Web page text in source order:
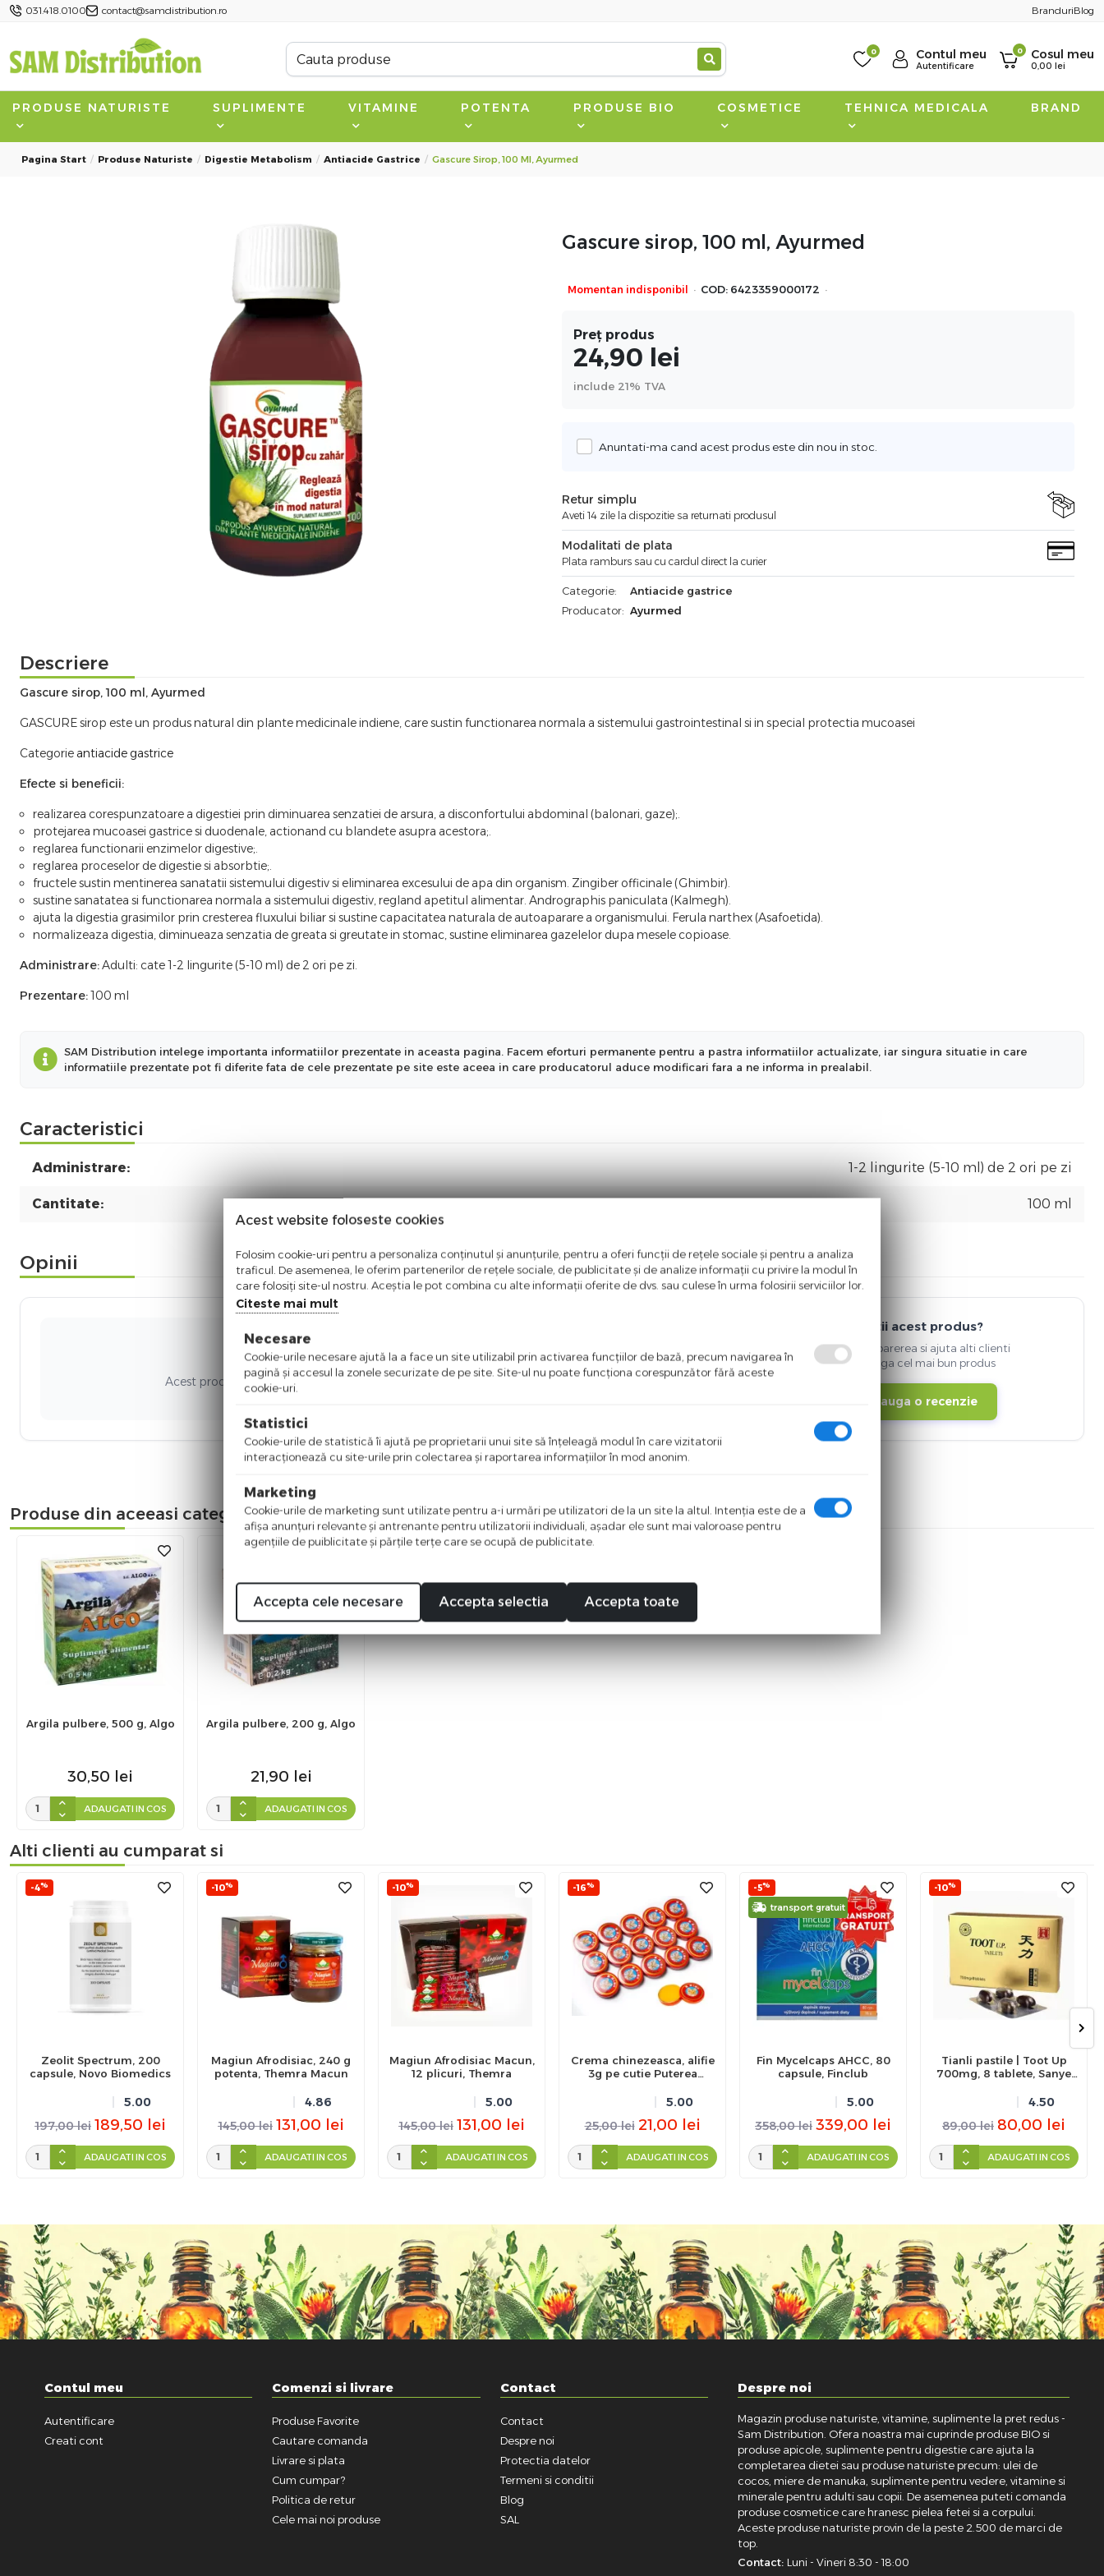
031.418.0100 contact@samdistribution.ro BranduriBlog
0 Contul meu
Autentificare
0 Cosul meu
0,00 lei
PRODUSE NATURISTE SUPLIMENTE VITAMINE POTENTA PRODUSE BIO COSMETICE TEHNICA MEDICALA BRAND
Pagina Start Produse Naturiste Digestie Metabolism Antiacide Gastrice Gascure Sirop, 100 Ml, Ayurmed
Gascure sirop, 100 ml, Ayurmed
Momentan indisponibil · COD: 6423359000172 ·
Preț produs
24,90 lei
include 21% TVA
Anuntati-ma cand acest produs este din nou in stoc.
Retur simplu
Aveti 14 zile la dispozitie sa returnati produsul
Modalitati de plata
Plata ramburs sau cu cardul direct la curier
Categorie:
Antiacide gastrice
Producator: Ayurmed
Descriere
Gascure sirop, 100 ml, Ayurmed
GASCURE sirop este un produs natural din plante medicinale indiene, care sustin functionarea normala a sistemului gastrointestinal si in special protectia mucoasei
Categorieantiacide gastrice
Efecte si beneficii:
realizarea corespunzatoare a digestiei prin diminuarea senzatiei de arsura, a disconfortului abdominal (balonari, gaze);.
protejarea mucoasei gastrice si duodenale, actionand cu blandete asupra acestora;.
reglarea functionarii enzimelor digestive;.
reglarea proceselor de digestie si absorbtie;.
fructele sustin mentinerea sanatatii sistemului digestiv si eliminarea excesului de apa din organism. Zingiber officinale (Ghimbir).
sustine sanatatea si functionarea normala a sistemului digestiv, regland apetitul alimentar. Andrographis paniculata (Kalmegh).
ajuta la digestia grasimilor prin cresterea fluxului biliar si sustine capacitatea naturala de autoaparare a organismului. Ferula narthex (Asafoetida).
normalizeaza digestia, diminueaza senzatia de greata si greutate in stomac, sustine eliminarea gazelelor dupa mesele copioase.
Administrare:Adulti: cate 1-2 lingurite (5-10 ml) de 2 ori pe zi.
Prezentare:100 ml
SAM Distribution intelege importanta informatiilor prezentate in aceasta pagina. Facem eforturi permanente pentru a pastra informatiilor actualizate, iar singura situatie in care
informatiile prezentate pot fi diferite fata de cele prezentate pe site este aceea in care producatorul aduce modificari fara a ne informa in prealabil.
Caracteristici
Administrare: 1-2 lingurite (5-10 ml) de 2 ori pe zi
Cantitate: 100 ml
Opinii
Nici o recenzie
Acest produs nu a adunat recenzii. Fii primul care scrie ceva bun despre acest produs!
Detii acest produs?
Spune-ti parerea si ajuta alti clienti
sa aleaga cel mai bun produs
Adauga o recenzie
Produse din aceeasi categorie
Argila pulbere, 500 g, Algo
30,50 lei
ADAUGATI IN COS
Argila pulbere, 200 g, Algo
21,90 lei
ADAUGATI IN COS
Alti clienti au cumparat si
-4%
Zeolit Spectrum, 200
capsule, Novo Biomedics
5.00
197,00 lei 189,50 lei
ADAUGATI IN COS
-10%
Magiun Afrodisiac, 240 g
potenta, Themra Macun
4.86
145,00 lei 131,00 lei
ADAUGATI IN COS
-10%
Magiun Afrodisiac Macun,
12 plicuri, Themra
5.00
145,00 lei 131,00 lei
ADAUGATI IN COS
-16%
Crema chinezeasca, alifie
3g pe cutie Puterea
5.00
25,00 lei 21,00 lei
ADAUGATI IN COS
-5%
transport gratuit
Fin Mycelcaps AHCC, 80
capsule, Finclub
5.00
358,00 lei 339,00 lei
ADAUGATI IN COS
-10%
Tianli pastile | Toot Up
700mg, 8 tablete, Sanye
4.50
89,00 lei 80,00 lei
ADAUGATI IN COS
Contul meu
Autentificare
Creati cont
Comenzi si livrare
Produse Favorite
Cautare comanda
Livrare si plata
Cum cumpar?
Politica de retur
Cele mai noi produse
Contact
Contact
Despre noi
Protectia datelor
Termeni si conditii
Blog
SAL
Despre noi
Magazin produse naturiste, vitamine, suplimente la pret redus -
Sam Distribution. Ofera noastra mai cuprinde produse BIO si
produse apicole, suplimente pentru digestie care ajuta la
completarea dietei sau produse naturiste precum: ulei de
cocos, miere de manuka, suplimente pentru vedere, vitamine si
minerale pentru adulti sau copii. De asemenea puteti comanda
produse cosmetice care hranesc pielea fetei si a corpului.
Aceste produse naturiste provin de la peste 2.500 de marci de
top.
Contact: Luni - Vineri 8:30 - 18:00
Acest website foloseste cookies
Folosim cookie-uri pentru a personaliza conținutul și anunțurile, pentru a oferi funcții de rețele sociale și pentru a analiza
traficul. De asemenea, le oferim partenerilor de rețele sociale, de publicitate și de analize informații cu privire la modul în
care folosiți site-ul nostru. Aceștia le pot combina cu alte informații oferite de dvs. sau culese în urma folosirii serviciilor lor.
Citeste mai mult
Necesare
Cookie-urile necesare ajută la a face un site utilizabil prin activarea funcţiilor de bază, precum navigarea în
pagină şi accesul la zonele securizate de pe site. Site-ul nu poate funcţiona corespunzător fără aceste
cookie-uri.
Statistici
Cookie-urile de statistică îi ajută pe proprietarii unui site să înţeleagă modul în care vizitatorii
interacţionează cu site-urile prin colectarea şi raportarea informaţiilor în mod anonim.
Marketing
Cookie-urile de marketing sunt utilizate pentru a-i urmări pe utilizatori de la un site la altul. Intenţia este de a
afişa anunţuri relevante şi antrenante pentru utilizatorii individuali, aşadar ele sunt mai valoroase pentru
agenţiile de puiblicitate şi părţile terţe care se ocupă de publicitate.
Accepta cele necesare Accepta selectia Accepta toate